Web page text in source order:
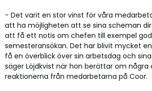
- Det varit en stor vinst för våra
att ha möjligheten att se sina scheman
att få ett notis om chefen till exempel
semesteransökan. Det har blivit mycket
få en överblick över sin arbetsdag och
säger Löjdkvist när hon berättar om några
reaktionerna från medarbetarna på Coor.